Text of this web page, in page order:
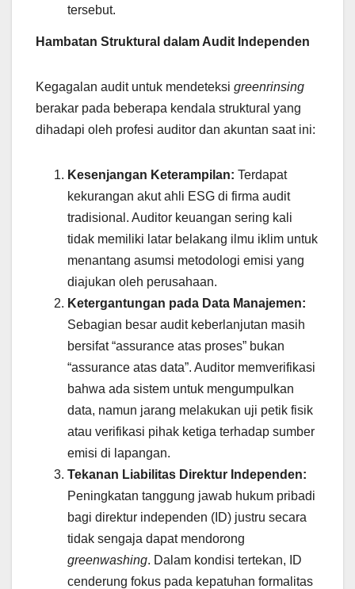
tersebut.
Hambatan Struktural dalam Audit Independen
Kegagalan audit untuk mendeteksi greenrinsing
berakar pada beberapa kendala struktural yang
dihadapi oleh profesi auditor dan akuntan saat ini:
Kesenjangan Keterampilan: Terdapat
kekurangan akut ahli ESG di firma audit
tradisional. Auditor keuangan sering kali
tidak memiliki latar belakang ilmu iklim untuk
menantang asumsi metodologi emisi yang
diajukan oleh perusahaan.
Ketergantungan pada Data Manajemen:
Sebagian besar audit keberlanjutan masih
bersifat “assurance atas proses” bukan
“assurance atas data”. Auditor memverifikasi
bahwa ada sistem untuk mengumpulkan
data, namun jarang melakukan uji petik fisik
atau verifikasi pihak ketiga terhadap sumber
emisi di lapangan.
Tekanan Liabilitas Direktur Independen:
Peningkatan tanggung jawab hukum pribadi
bagi direktur independen (ID) justru secara
tidak sengaja dapat mendorong
greenwashing. Dalam kondisi tertekan, ID
cenderung fokus pada kepatuhan formalitas